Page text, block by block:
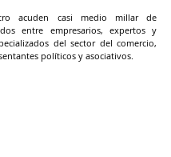
acuden casi medio millar de
entre empresarios, expertos y
del sector del comercio,
políticos y asociativos.